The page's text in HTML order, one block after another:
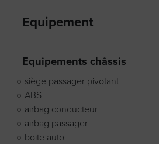
Equipement
Equipements châssis
siège passager pivotant
ABS
airbag conducteur
airbag passager
boite auto